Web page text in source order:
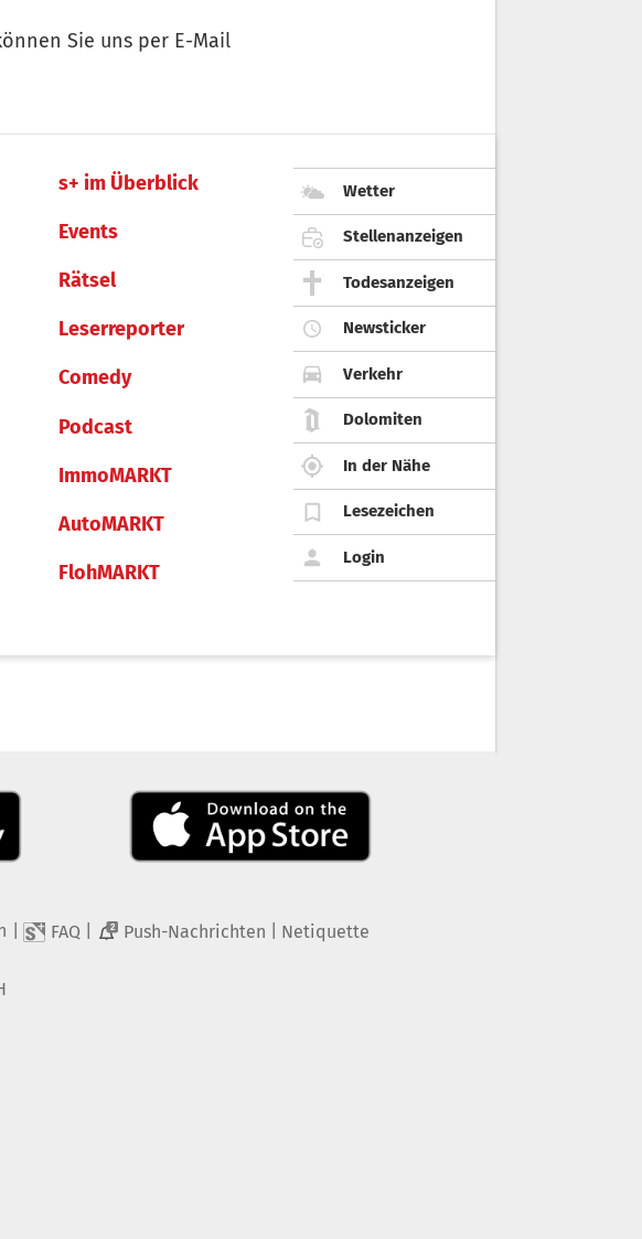
Sie uns per E-Mail
s+ im Überblick
Events
Rätsel
Leserreporter
Comedy
Podcast
ImmoMARKT
AutoMARKT
FlohMARKT
Wetter
Stellenanzeigen
Todesanzeigen
Newsticker
Verkehr
Dolomiten
In der Nähe
Lesezeichen
Login
FAQ 2 Push-Nachrichten Netiquette